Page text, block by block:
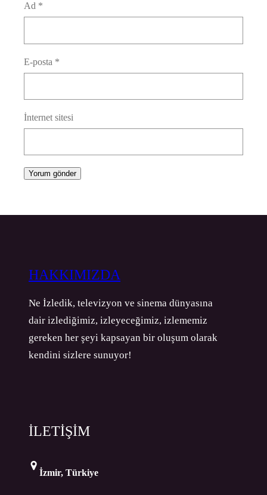
Ad *
E-posta *
İnternet sitesi
HAKKIMIZDA
Ne İzledik, televizyon ve sinema dünyasına
dair izlediğimiz, izleyeceğimiz, izlememiz
gereken her şeyi kapsayan bir oluşum olarak
kendini sizlere sunuyor!
İLETİŞİM
İzmir, Türkiye